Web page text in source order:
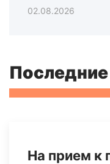
02.08.2026
На прием к